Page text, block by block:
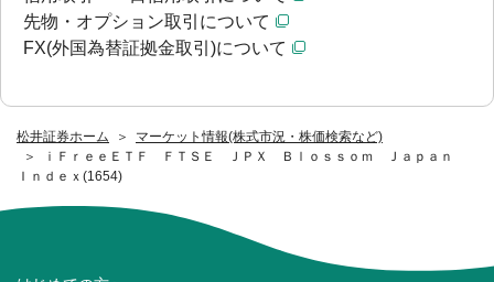
松井証券ホーム
マーケット情報(株式市況・株価検索など)
ｉＦｒｅｅＥＴＦ ＦＴＳＥ ＪＰＸ Ｂｌｏｓｓｏｍ Ｊａｐａｎ
Ｉｎｄｅｘ(1654)
先物・オプション取引について
FX(外国為替証拠金取引)について